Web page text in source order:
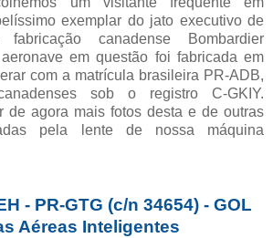
exemplar do jato executivo de
canadense Bombardier
em questão foi fabricada em
com a matrícula brasileira PR-ADB,
sob o registro C-GKIY.
de agora mais fotos desta e de outras
pela lente de nossa máquina
- PR-GTG (c/n 34654) - GOL
Aéreas Inteligentes